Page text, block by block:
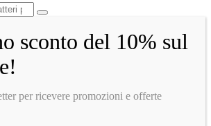
sconto del 10% sul
per ricevere promozioni e offerte